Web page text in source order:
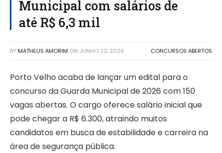
Municipal com salários de
até R$ 6,3 mil
BY MATHEUS AMORIM ON JUNHO 23, 2026 CONCURSOS ABERTOS
Porto Velho acaba de lançar um edital para o
concurso da Guarda Municipal de 2026 com 150
vagas abertas. O cargo oferece salário inicial que
pode chegar a R$ 6.300, atraindo muitos
candidatos em busca de estabilidade e carreira na
área de segurança pública.